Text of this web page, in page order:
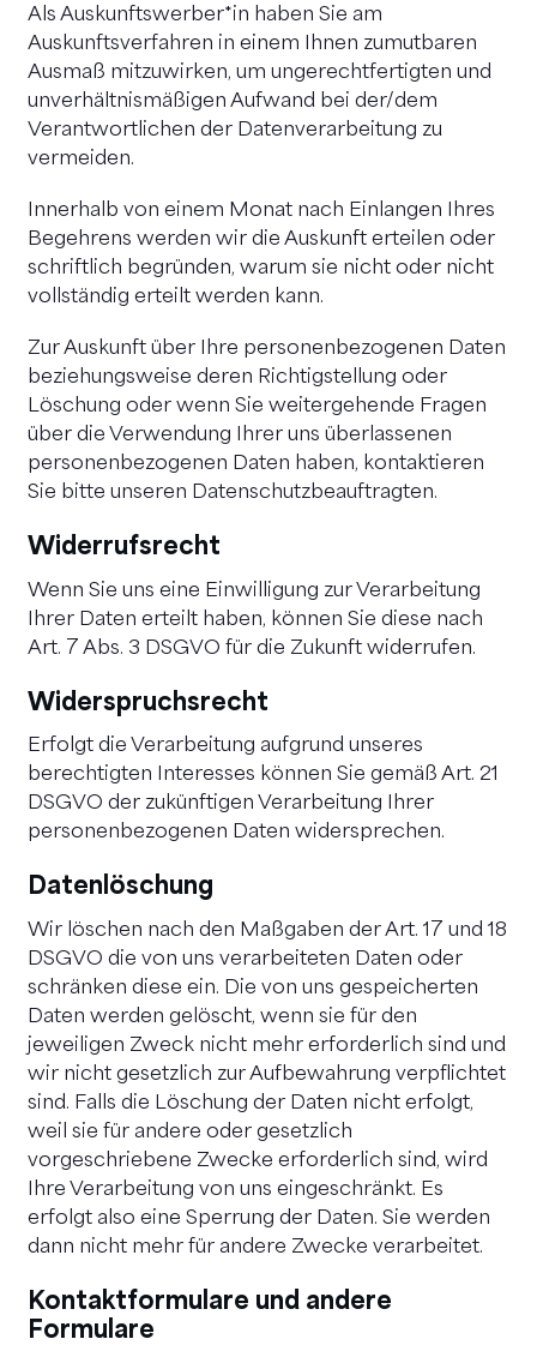
Als Auskunftswerber*in haben Sie am
Auskunftsverfahren in einem Ihnen zumutbaren
Ausmaß mitzuwirken, um ungerechtfertigten und
unverhältnismäßigen Aufwand bei der/dem
Verantwortlichen der Datenverarbeitung zu
vermeiden.
Innerhalb von einem Monat nach Einlangen Ihres
Begehrens werden wir die Auskunft erteilen oder
schriftlich begründen, warum sie nicht oder nicht
vollständig erteilt werden kann.
Zur Auskunft über Ihre personenbezogenen Daten
beziehungsweise deren Richtigstellung oder
Löschung oder wenn Sie weitergehende Fragen
über die Verwendung Ihrer uns überlassenen
personenbezogenen Daten haben, kontaktieren
Sie bitte unseren Datenschutzbeauftragten.
Widerrufsrecht
Wenn Sie uns eine Einwilligung zur Verarbeitung
Ihrer Daten erteilt haben, können Sie diese nach
Art. 7 Abs. 3 DSGVO für die Zukunft widerrufen.
Widerspruchsrecht
Erfolgt die Verarbeitung aufgrund unseres
berechtigten Interesses können Sie gemäß Art. 21
DSGVO der zukünftigen Verarbeitung Ihrer
personenbezogenen Daten widersprechen.
Datenlöschung
Wir löschen nach den Maßgaben der Art. 17 und 18
DSGVO die von uns verarbeiteten Daten oder
schränken diese ein. Die von uns gespeicherten
Daten werden gelöscht, wenn sie für den
jeweiligen Zweck nicht mehr erforderlich sind und
wir nicht gesetzlich zur Aufbewahrung verpflichtet
sind. Falls die Löschung der Daten nicht erfolgt,
weil sie für andere oder gesetzlich
vorgeschriebene Zwecke erforderlich sind, wird
Ihre Verarbeitung von uns eingeschränkt. Es
erfolgt also eine Sperrung der Daten. Sie werden
dann nicht mehr für andere Zwecke verarbeitet.
Kontaktformulare und andere
Formulare